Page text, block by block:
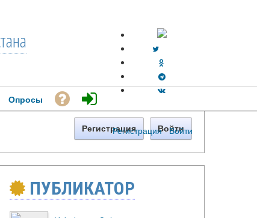
Регистрация · Войти
Опросы
Регистрация Войти
ПУБЛИКАТОР